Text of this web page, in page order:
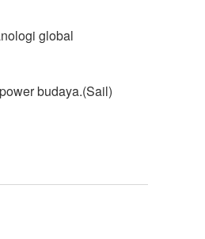
global
budaya.(Sail)